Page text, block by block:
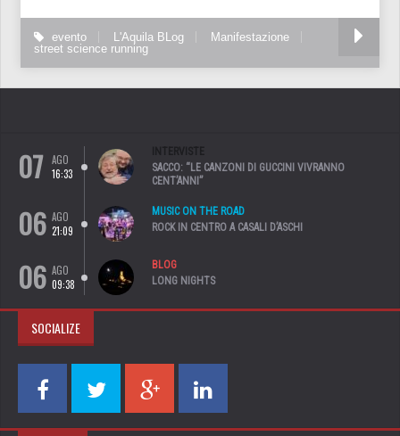
evento L'Aquila BLog
Manifestazione
street science running
07
AGO
16:33
INTERVISTE
SACCO: “LE CANZONI DI GUCCINI VIVRANNO
CENT’ANNI”
06 AGO
21:09
MUSIC ON THE ROAD
ROCK IN CENTRO A CASALI D’ASCHI
06 AGO
09:38
BLOG
LONG NIGHTS
SOCIALIZE